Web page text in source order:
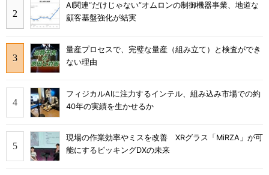
AI関連“だけじゃない”オムロンの制御機器事業、地道な
顧客基盤強化が結実
量産プロセスで、完璧な量産（組み立て）と検査ができ
ない理由
フィジカルAIに注力するインテル、組み込み市場での約
40年の実績を生かせるか
現場の作業効率やミスを改善 XRグラス「MiRZA」が可
能にするピッキングDXの未来